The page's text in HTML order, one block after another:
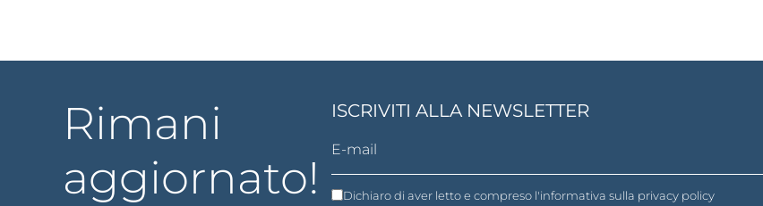
Rimani
aggiornato!
ISCRIVITI ALLA NEWSLETTER
Dichiaro di aver letto e compreso l'informativa sulla privacy policy